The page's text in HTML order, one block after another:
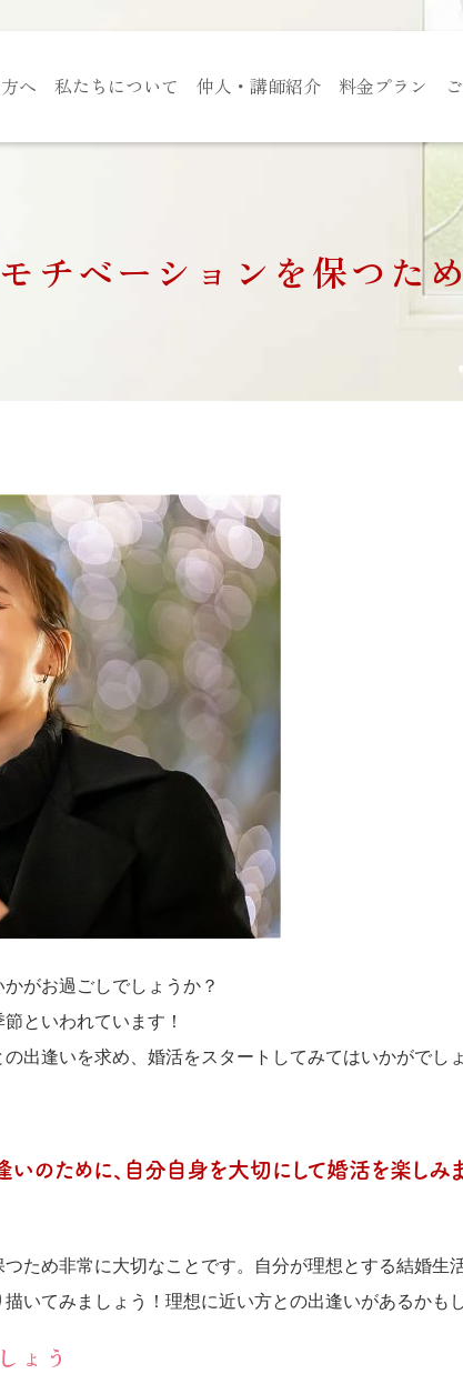
へ 私たちについて 仲人・講師紹介 料金プラン
チベーションを保つた
がお過ごしでしょうか？
といわれています！
出逢いを求め、婚活をスタートしてみてはいかがでし
のために、自分自身を大切にして婚活を楽しみま
ため非常に大切なことです。自分が理想とする結婚生
いてみましょう！理想に近い方との出逢いがあるかも
ょう